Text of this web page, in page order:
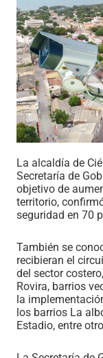
La alcaldía de
Secretaría de
objetivo de
territorio,
seguridad en 70
También se
recibieran el
del sector
Rovira, barrios
la
los barrios La
Estadio, entre